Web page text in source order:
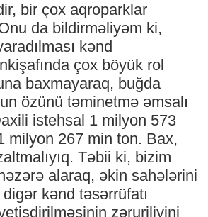
bir çox aqroparklar
Onu da bildirməliyəm ki,
kənd
çox böyük rol
baxmayaraq, buğda
özünü təminetmə əmsalı
istehsal 1 milyon 573
milyon 267 min ton. Bax,
Təbii ki, bizim
alaraq, əkin sahələrini
kənd təsərrüfatı
zəruriliyini